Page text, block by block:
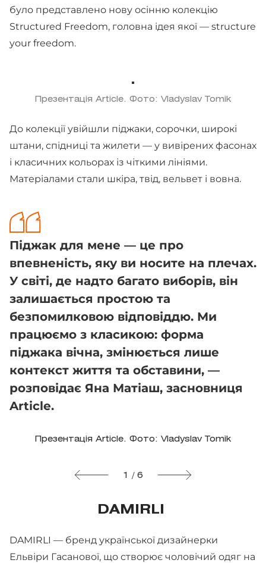
було представлено нову осінню колекцію
Structured Freedom, головна ідея якої — structure
your freedom.
Презентація Article. Фото: Vladyslav Tomik
До колекції увійшли піджаки, сорочки, широкі
штани, спідниці та жилети — у вивірених фасонах
і класичних кольорах із чіткими лініями.
Матеріалами стали шкіра, твід, вельвет і вовна.
Піджак для мене — це про
впевненість, яку ви носите на плечах.
У світі, де надто багато виборів, він
залишається простою та
безпомилковою відповіддю. Ми
працюємо з класикою: форма
піджака вічна, змінюється лише
контекст життя та обставини, —
розповідає Яна Матіаш, засновниця
Article.
Презентація Article. Фото: Vladyslav Tomik
1 / 6
DAMIRLI
DAMIRLI — бренд української дизайнерки
Ельвіри Гасанової, що створює чоловічий одяг на